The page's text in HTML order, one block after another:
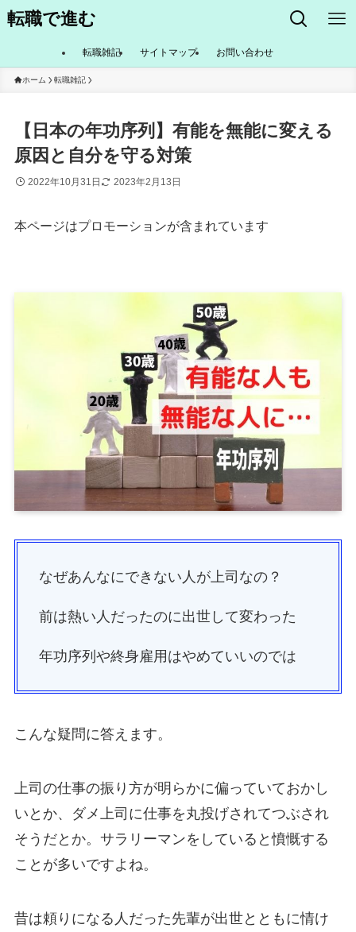
転職で進む
転職雑記 サイトマップ お問い合わせ
ホーム 転職雑記
【日本の年功序列】有能を無能に変える
原因と自分を守る対策
2022年10月31日 2023年2月13日
本ページはプロモーションが含まれています
なぜあんなにできない人が上司なの？
前は熱い人だったのに出世して変わった
年功序列や終身雇用はやめていいのでは
こんな疑問に答えます。
上司の仕事の振り方が明らかに偏っていておかし
いとか、ダメ上司に仕事を丸投げされてつぶされ
そうだとか。サラリーマンをしていると憤慨する
ことが多いですよね。
昔は頼りになる人だった先輩が出世とともに情け